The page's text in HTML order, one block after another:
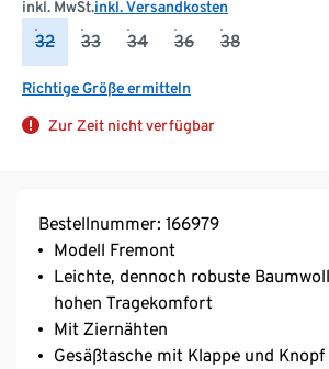
inkl. MwSt.inkl. Versandkosten
32 33 34 36 38
Richtige Größe ermitteln
Zur Zeit nicht verfügbar
Bestellnummer: 166979
Modell Fremont
Leichte, dennoch robuste
hohen Tragekomfort
Mit Ziernähten
Gesäßtasche mit Klappe und Knopf